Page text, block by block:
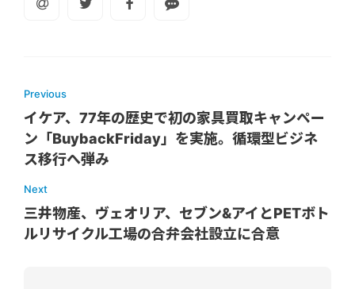
Previous
イケア、77年の歴史で初の家具買取キャンペー
ン「BuybackFriday」を実施。循環型ビジネ
ス移行へ弾み
Next
三井物産、ヴェオリア、セブン&アイとPETボト
ルリサイクル工場の合弁会社設立に合意